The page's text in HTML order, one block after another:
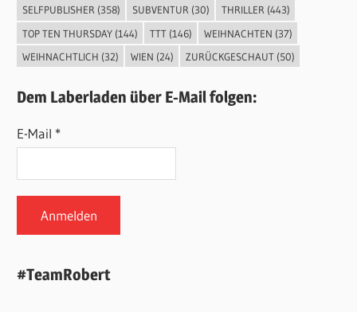
SELFPUBLISHER(358) SUBVENTUR(30) THRILLER(443)
TOP TEN THURSDAY(144) TTT(146) WEIHNACHTEN (37)
WEIHNACHTLICH (32) WIEN (24) ZURÜCKGESCHAUT(50)
Dem Laberladen über E-Mail folgen:
E-Mail *
#TeamRobert